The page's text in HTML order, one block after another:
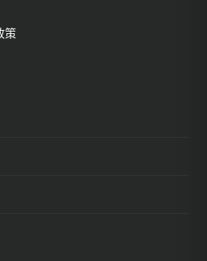
策